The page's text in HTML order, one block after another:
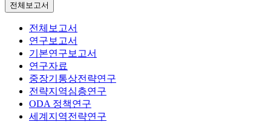
전체보고서
전체보고서
연구보고서
기본연구보고서
연구자료
중장기통상전략연구
전략지역심층연구
ODA 정책연구
세계지역전략연구